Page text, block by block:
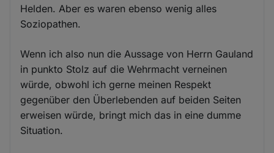
Helden. Aber es waren ebenso wenig alles
Soziopathen.
Wenn ich also nun die Aussage von Herrn Gauland
in punkto Stolz auf die Wehrmacht verneinen
würde, obwohl ich gerne meinen Respekt
gegenüber den Überlebenden auf beiden Seiten
erweisen würde, bringt mich das in eine dumme
Situation.